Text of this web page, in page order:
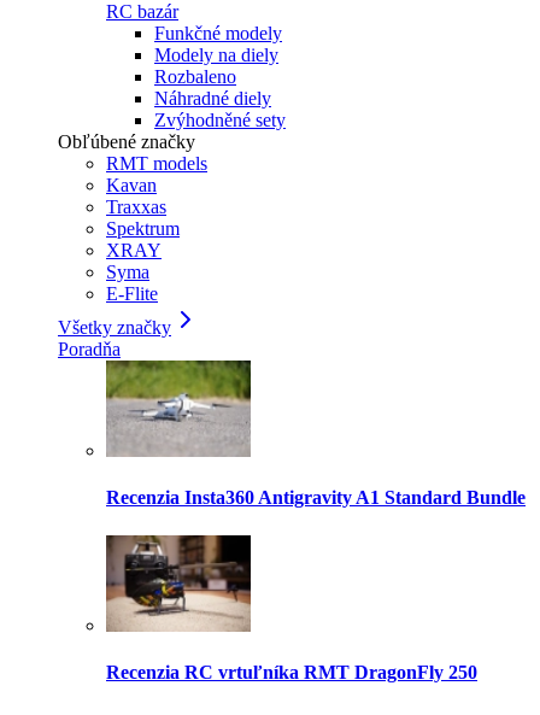
RC bazár
Funkčné modely
Modely na diely
Rozbaleno
Náhradné diely
Zvýhodněné sety
Obľúbené značky
RMT models
Kavan
Traxxas
Spektrum
XRAY
Syma
E-Flite
Všetky značky
Poradňa
Recenzia Insta360 Antigravity A1 Standard Bundle
Recenzia RC vrtuľníka RMT DragonFly 250